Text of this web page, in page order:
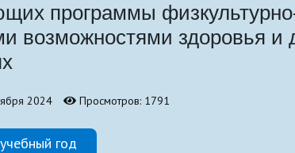
программы
возможностями здоровья и
2024 Просмотров: 1791
год